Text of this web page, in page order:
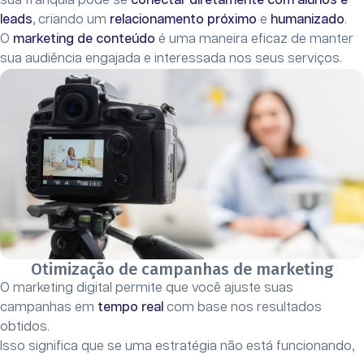
leads, criando um relacionamento próximo e humanizado.
O marketing de conteúdo é uma maneira eficaz de manter
sua audiência engajada e interessada nos seus serviços.
Otimização de campanhas de marketing
O marketing digital permite que você ajuste suas
campanhas em tempo real com base nos resultados
obtidos.
Isso significa que se uma estratégia não está funcionando,